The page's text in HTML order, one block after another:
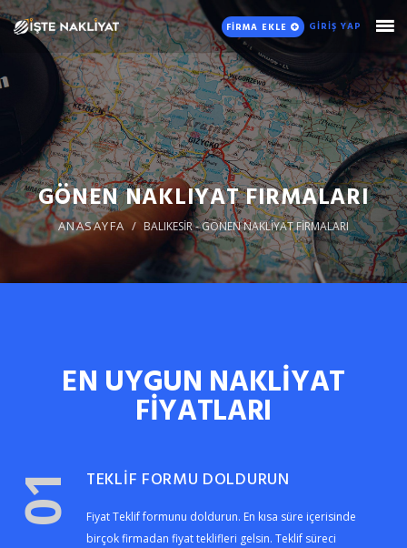
FİRMA EKLE GİRİŞ YAP
GÖNEN NAKLIYAT FIRMALARI
ANASAYFA BALIKESİR - GÖNEN NAKLİYAT FİRMALARI
EN UYGUN NAKLİYAT
FİYATLARI
01 TEKLİF FORMU DOLDURUN
Fiyat Teklif formunu doldurun. En kısa süre içerisinde
birçok firmadan fiyat teklifleri gelsin. Teklif süreci